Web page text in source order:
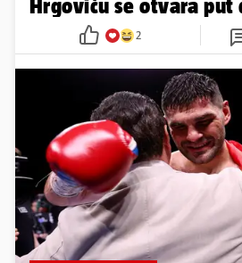
Hrgoviću se otvara put
2